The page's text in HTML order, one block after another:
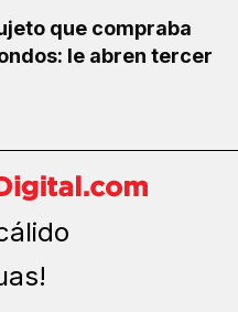
que compraba
le abren tercer